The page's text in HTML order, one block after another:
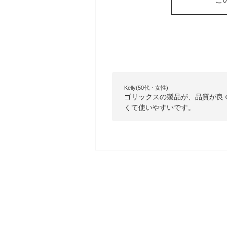
Kelly(50代・女性)
ゴリックスの製品が、品質が
くて使いやすいです。